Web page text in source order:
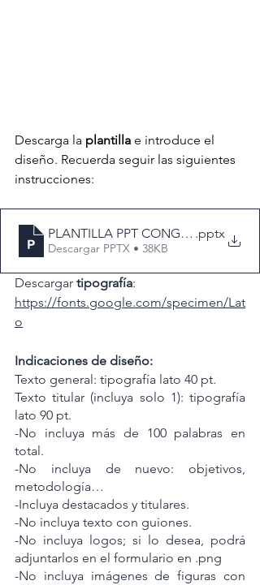
Descarga la plantilla e introduce el
diseño. Recuerda seguir las siguientes
instrucciones:
PLANTILLA PPT CONGRESO H
.pptx
Descargar PPTX • 38KB
Descargar tipografía:
https://fonts.google.com/specimen/Lat
o
Indicaciones de diseño:
Texto general: tipografía lato 40 pt.
Texto titular (incluya solo 1): tipografía
lato 90 pt.
-No incluya más de 100 palabras en
total.
-No incluya de nuevo: objetivos,
metodología…
-Incluya destacados y titulares.
-No incluya texto con guiones.
-No incluya logos; si lo desea, podrá
adjuntarlos en el formulario en .png
-No incluya imágenes de figuras con